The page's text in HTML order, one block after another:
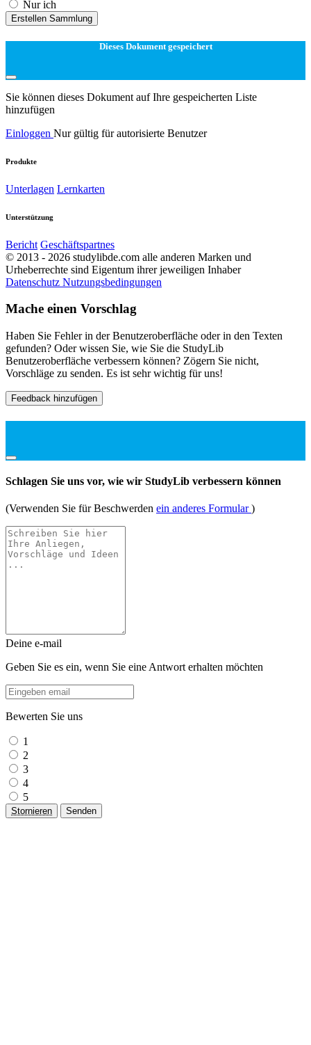
Nur ich
Erstellen Sammlung
Dieses Dokument gespeichert
Sie können dieses Dokument auf Ihre gespeicherten Liste
hinzufügen
Einloggen Nur gültig für autorisierte Benutzer
Produkte
Unterlagen Lernkarten
Unterstützung
Bericht Geschäftspartnes
© 2013 - 2026 studylibde.com alle anderen Marken und
Urheberrechte sind Eigentum ihrer jeweiligen Inhaber
Datenschutz Nutzungsbedingungen
Mache einen Vorschlag
Haben Sie Fehler in der Benutzeroberfläche oder in den Texten
gefunden? Oder wissen Sie, wie Sie die StudyLib
Benutzeroberfläche verbessern können? Zögern Sie nicht,
Vorschläge zu senden. Es ist sehr wichtig für uns!
Feedback hinzufügen
Schlagen Sie uns vor, wie wir StudyLib verbessern können
(Verwenden Sie für Beschwerden ein anderes Formular)
Deine e-mail
Geben Sie es ein, wenn Sie eine Antwort erhalten möchten
Bewerten Sie uns
1
2
3
4
5
Stornieren Senden